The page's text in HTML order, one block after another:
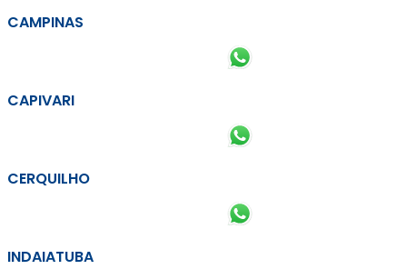
CAMPINAS
CAPIVARI
CERQUILHO
INDAIATUBA